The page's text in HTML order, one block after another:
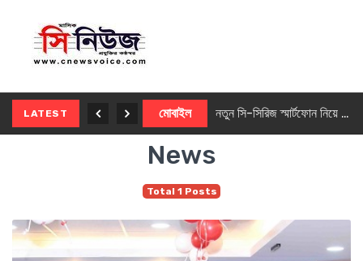
LATEST মোবাইল নতুন সি-সিরিজ স্মার্টফোন নিয়ে আসছে রিয়েলমি
News
Total 1 Posts